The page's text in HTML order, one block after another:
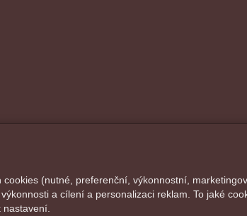
(nutné, preferenční, výkonnostní,
a cílení a personalizaci reklam. To jaké